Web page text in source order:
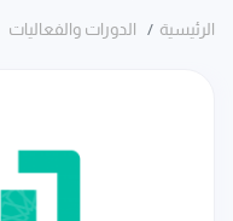
الرئيسية الدورات والفعاليات